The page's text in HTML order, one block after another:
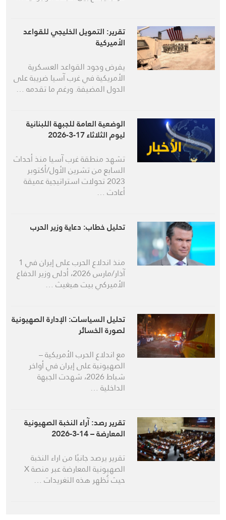
تقرير: التمويل الخليجي للقواعد
الأميركية
يفرض وجود القواعد العسكرية
الأمريكية في غرب آسيا ضريبة على
الدول المضيفة. ورغم ما تقدمه …
الوضعية العامة للجبهة اللبنانية
ليوم الثلاثاء 17-3-2026
تشهد منطقة غرب آسيا منذ أحداث
السابع من تشرين الأول/أكتوبر
2023 تحولات استراتيجية عميقة
أعادت …
تحليل خطاب: دعاية وزير الحرب
منذ اندلاع الحرب على إيران في 1
آذار/مارس 2026، أدلى وزير الدفاع
الأميركي بيت هيغيث …
تحليل السياسات: الإدارة الصهيونية
لصورة الخسائر
مع اندلاع الحرب الأمريكية –
الصهيونية على إيران في أواخر
شباط 2026، شهدت الجبهة
الداخلية …
تقرير رصد: آراء النخبة الصهيونية
المعارضة – 14-3-2026
تقرير يرصد جانبًا من اراء النخبة
الصهيونية المعارضة عبر منصة X
حيث تُظهر هذه التغريدات …